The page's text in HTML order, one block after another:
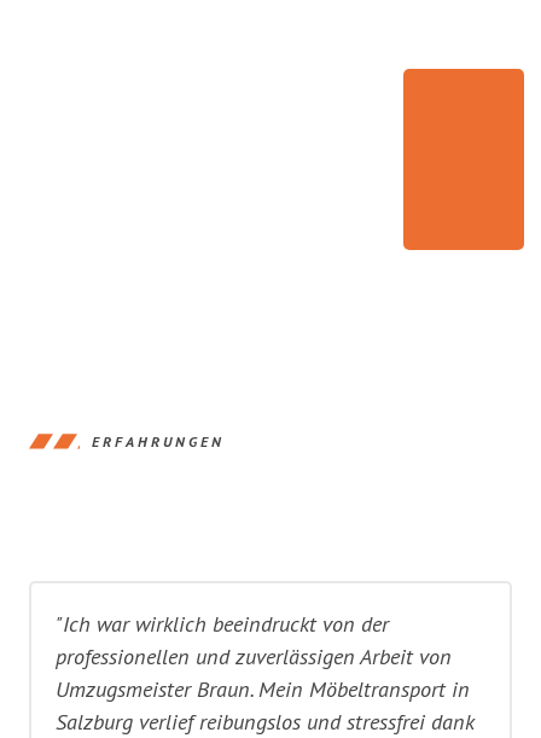
ERFAHRUNGEN
"Ich war wirklich beeindruckt von der
professionellen und zuverlässigen Arbeit von
Umzugsmeister Braun. Mein Möbeltransport in
Salzburg verlief reibungslos und stressfrei dank